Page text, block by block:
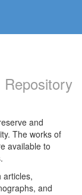
Repository
and
The works of
available to
articles,
and